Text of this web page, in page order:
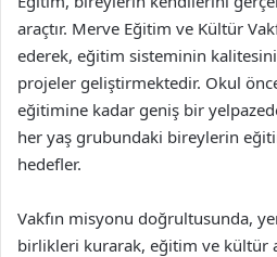
araçtır. Merve Eğitim ve Kültür
ederek, eğitim sisteminin
projeler geliştirmektedir. Okul
eğitimine kadar geniş bir
her yaş grubundaki bireylerin
hedefler.
Vakfın misyonu doğrultusunda,
birlikleri kurarak, eğitim ve kültür